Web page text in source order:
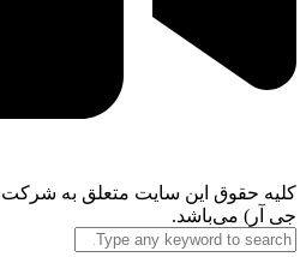
کلیه حقوق این سایت متعلق به
جی آر) می‌باشد.